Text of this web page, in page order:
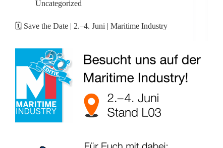
Uncategorized
🗓️ Save the Date | 2.–4. Juni | Maritime Industry